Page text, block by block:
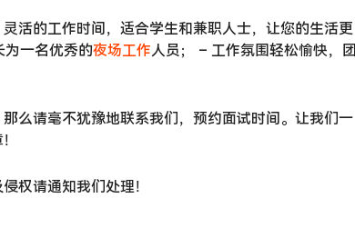
活的工作时间，适合学生和兼职人士，让您的生活更
为一名优秀的夜场工作人员； – 工作氛围轻松愉快，团
么请毫不犹豫地联系我们，预约面试时间。让我们一
权请通知我们处理！